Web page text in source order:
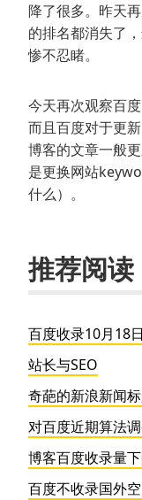
降了很多。昨天
的排名都消失了
惨不忍睹。
今天再次观察百
而且百度对于更
博客的文章一般
是更换网站
什么）。
推荐阅读
百度收录10月18
站长与SEO
奇葩的新浪新闻
对百度近期算法
博客百度收录量
百度不收录国外